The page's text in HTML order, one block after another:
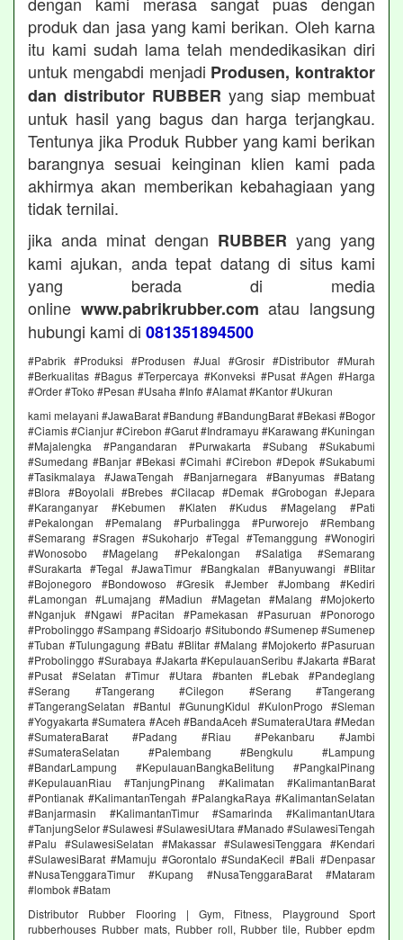
produk dan jasa yang kami berikan. Oleh karna
itu kami sudah lama telah mendedikasikan diri
untuk mengabdi menjadi Produsen, kontraktor
dan distributor RUBBER yang siap membuat
untuk hasil yang bagus dan harga terjangkau.
Tentunya jika Produk Rubber yang kami berikan
barangnya sesuai keinginan klien kami pada
akhirmya akan memberikan kebahagiaan yang
tidak ternilai.
jika anda minat dengan RUBBER yang yang
kami ajukan, anda tepat datang di situs kami
yang berada di media
online www.pabrikrubber.com atau langsung
hubungi kami di 081351894500
#Pabrik #Produksi #Produsen #Jual #Grosir #Distributor #Murah
#Berkualitas #Bagus #Terpercaya #Konveksi #Pusat #Agen #Harga
#Order #Toko #Pesan #Usaha #Info #Alamat #Kantor #Ukuran
kami melayani #JawaBarat #Bandung #BandungBarat #Bekasi #Bogor
#Ciamis #Cianjur #Cirebon #Garut #Indramayu #Karawang #Kuningan
#Majalengka #Pangandaran #Purwakarta #Subang #Sukabumi
#Sumedang #Banjar #Bekasi #Cimahi #Cirebon #Depok #Sukabumi
#Tasikmalaya #JawaTengah #Banjarnegara #Banyumas #Batang
#Blora #Boyolali #Brebes #Cilacap #Demak #Grobogan #Jepara
#Karanganyar #Kebumen #Klaten #Kudus #Magelang #Pati
#Pekalongan #Pemalang #Purbalingga #Purworejo #Rembang
#Semarang #Sragen #Sukoharjo #Tegal #Temanggung #Wonogiri
#Wonosobo #Magelang #Pekalongan #Salatiga #Semarang
#Surakarta #Tegal #JawaTimur #Bangkalan #Banyuwangi #Blitar
#Bojonegoro #Bondowoso #Gresik #Jember #Jombang #Kediri
#Lamongan #Lumajang #Madiun #Magetan #Malang #Mojokerto
#Nganjuk #Ngawi #Pacitan #Pamekasan #Pasuruan #Ponorogo
#Probolinggo #Sampang #Sidoarjo #Situbondo #Sumenep #Sumenep
#Tuban #Tulungagung #Batu #Blitar #Malang #Mojokerto #Pasuruan
#Probolinggo #Surabaya #Jakarta #KepulauanSeribu #Jakarta #Barat
#Pusat #Selatan #Timur #Utara #banten #Lebak #Pandeglang
#Serang #Tangerang #Cilegon #Serang #Tangerang
#TangerangSelatan #Bantul #GunungKidul #KulonProgo #Sleman
#Yogyakarta #Sumatera #Aceh #BandaAceh #SumateraUtara #Medan
#SumateraBarat #Padang #Riau #Pekanbaru #Jambi
#SumateraSelatan #Palembang #Bengkulu #Lampung
#BandarLampung #KepulauanBangkaBelitung #PangkalPinang
#KepulauanRiau #TanjungPinang #Kalimatan #KalimantanBarat
#Pontianak #KalimantanTengah #PalangkaRaya #KalimantanSelatan
#Banjarmasin #KalimantanTimur #Samarinda #KalimantanUtara
#TanjungSelor #Sulawesi #SulawesiUtara #Manado #SulawesiTengah
#Palu #SulawesiSelatan #Makassar #SulawesiTenggara #Kendari
#SulawesiBarat #Mamuju #Gorontalo #SundaKecil #Bali #Denpasar
#NusaTenggaraTimur #Kupang #NusaTenggaraBarat #Mataram
#lombok #Batam
Distributor Rubber Flooring | Gym, Fitness, Playground Sport
rubberhouses Rubber mats, Rubber roll, Rubber tile, Rubber epdm